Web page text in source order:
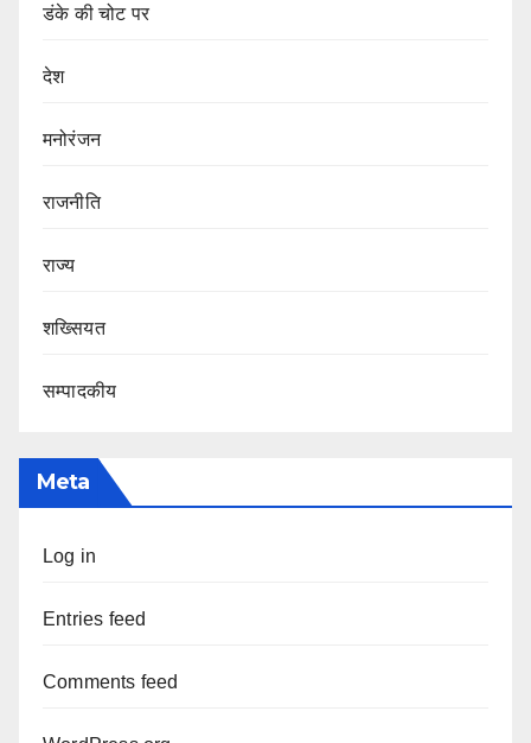
डंके की चोट पर
देश
मनोरंजन
राजनीति
राज्य
शख्सियत
सम्पादकीय
Meta
Log in
Entries feed
Comments feed